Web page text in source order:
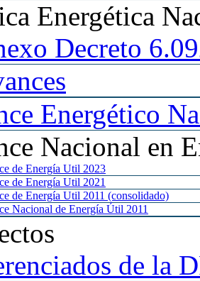
Energética
Decreto
Energético
Nacional en
de Energía Util 2023
de Energía Util 2021
de Energía Util 2011 (consolidado)
Nacional de Energía Útil 2011
de la